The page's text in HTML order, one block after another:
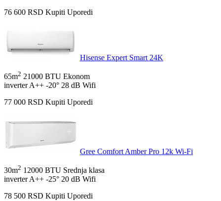
76 600 RSD Kupiti Uporedi
Hisense Expert Smart 24K
65m2 21000 BTU Ekonom
inverter A++ -20° 28 dB Wifi
77 000 RSD Kupiti Uporedi
Gree Comfort Amber Pro 12k Wi-Fi
30m2 12000 BTU Srednja klasa
inverter A++ -25° 20 dB Wifi
78 500 RSD Kupiti Uporedi